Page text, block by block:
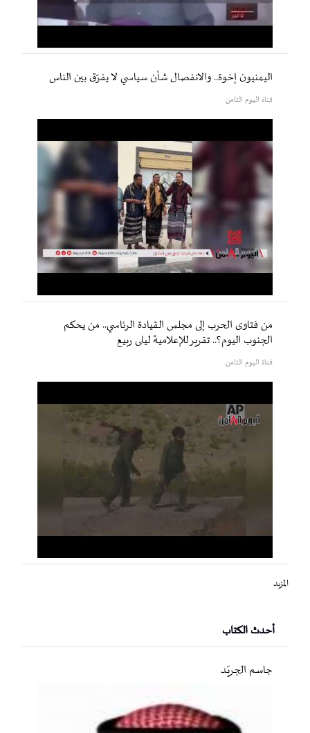
اليمنيون إخوة.. والانفصال شأن سياسي لا يفرّق بين الناس
قناة اليوم الثامن
من فتاوى الحرب إلى مجلس القيادة الرئاسي.. من يحكم
الجنوب اليوم؟.. تقرير للإعلامية ليلى ربيع
قناة اليوم الثامن
المزيد
أحدث الكتاب
جاسم الجريّد